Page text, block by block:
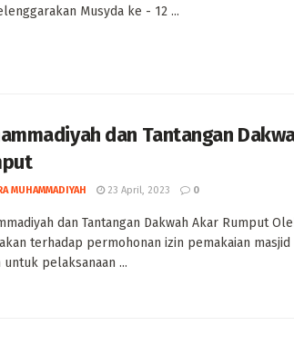
Musyda ke - 12 ...
dan Tantangan
MUHAMMADIYAH 23 April, 2023 0
dan Tantangan Dakwah Akar Rumput
terhadap permohonan izin pemakaian
untuk pelaksanaan ...